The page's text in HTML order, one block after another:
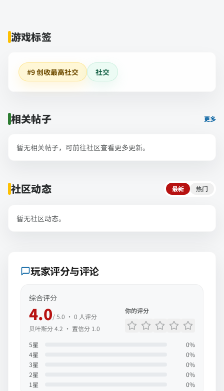
游戏标签
#9 创收最高社交 社交
相关帖子 更多
暂无相关帖子，可前往社区查看更多更新。
社区动态 最新 热门
暂无社区动态。
玩家评分与评论
综合评分
4.0/ 5.0 · 0 人评分
贝叶斯分4.2 · 置信分 1.0
你的评分
5星 0%
4星 0%
3星 0%
2星 0%
1 星 0%